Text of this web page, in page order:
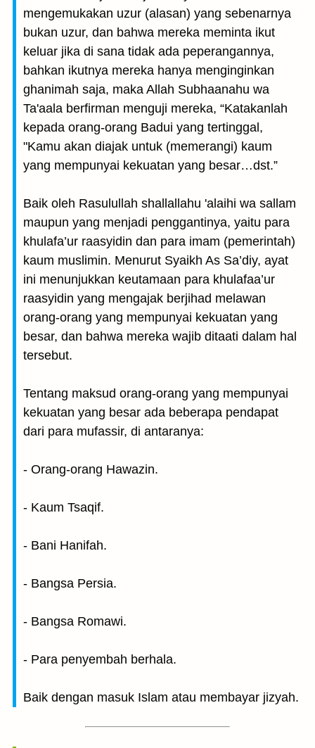
mengemukakan uzur (alasan) yang sebenarnya
bukan uzur, dan bahwa mereka meminta ikut
keluar jika di sana tidak ada peperangannya,
bahkan ikutnya mereka hanya menginginkan
ghanimah saja, maka Allah Subhaanahu wa
Ta'aala berfirman menguji mereka, “Katakanlah
kepada orang-orang Badui yang tertinggal,
"Kamu akan diajak untuk (memerangi) kaum
yang mempunyai kekuatan yang besar…dst.”
Baik oleh Rasulullah shallallahu 'alaihi wa sallam
maupun yang menjadi penggantinya, yaitu para
khulafa’ur raasyidin dan para imam (pemerintah)
kaum muslimin. Menurut Syaikh As Sa’diy, ayat
ini menunjukkan keutamaan para khulafaa’ur
raasyidin yang mengajak berjihad melawan
orang-orang yang mempunyai kekuatan yang
besar, dan bahwa mereka wajib ditaati dalam hal
tersebut.
Tentang maksud orang-orang yang mempunyai
kekuatan yang besar ada beberapa pendapat
dari para mufassir, di antaranya:
- Orang-orang Hawazin.
- Kaum Tsaqif.
- Bani Hanifah.
- Bangsa Persia.
- Bangsa Romawi.
- Para penyembah berhala.
Baik dengan masuk Islam atau membayar jizyah.